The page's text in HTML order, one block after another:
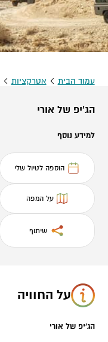
עמוד הבית אטרקציות
הג'יפ של אורי
למידע נוסף
הוספה לטיול שלי
על המפה
שיתוף
על החוויה
הג'יפ של אורי